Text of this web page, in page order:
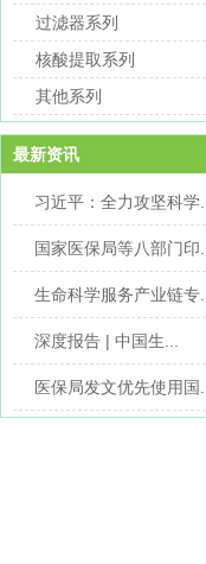
过滤器系列
核酸提取系列
其他系列
最新资讯
习近平：全力攻坚科学...
国家医保局等八部门印...
生命科学服务产业链专...
深度报告 | 中国生...
医保局发文优先使用国...